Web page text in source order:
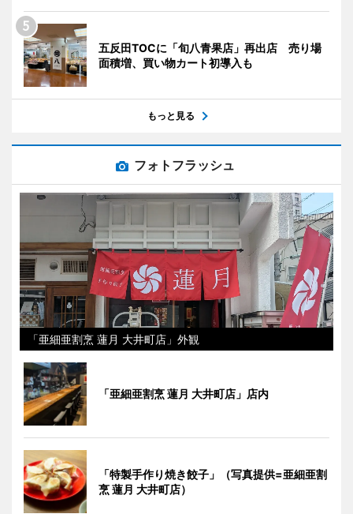
五反田TOCに「旬八青果店」再出店 売り場
面積増、買い物カート初導入も
もっと見る
フォトフラッシュ
「亜細亜割烹 蓮月 大井町店」外観
「亜細亜割烹 蓮月 大井町店」店内
「特製手作り焼き餃子」（写真提供=亜細亜割
烹 蓮月 大井町店）